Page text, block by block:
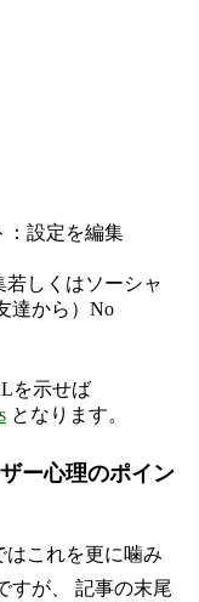
：設定を編集
しくはソーシャ
達から）No
を示せば
となります。
ー心理のポイン
はこれを更に噛み
すが、 記事の末尾